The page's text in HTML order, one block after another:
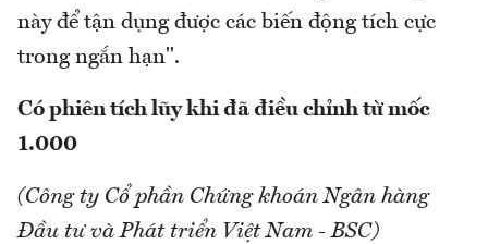
này để tận dụng được các biến động tích cực
trong ngắn hạn".
Có phiên tích lũy khi đã điều chỉnh từ mốc
1.000
(Công ty Cổ phần Chứng khoán Ngân hàng
Đầu tư và Phát triển Việt Nam - BSC)